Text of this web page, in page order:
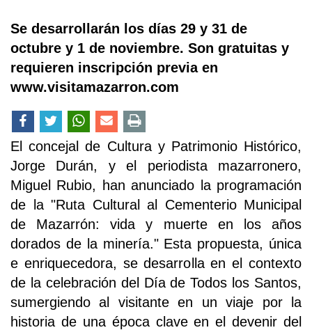
Se desarrollarán los días 29 y 31 de
octubre y 1 de noviembre. Son gratuitas y
requieren inscripción previa en
www.visitamazarron.com
El concejal de Cultura y Patrimonio Histórico,
Jorge Durán, y el periodista mazarronero,
Miguel Rubio, han anunciado la programación
de la "Ruta Cultural al Cementerio Municipal
de Mazarrón: vida y muerte en los años
dorados de la minería." Esta propuesta, única
e enriquecedora, se desarrolla en el contexto
de la celebración del Día de Todos los Santos,
sumergiendo al visitante en un viaje por la
historia de una época clave en el devenir del